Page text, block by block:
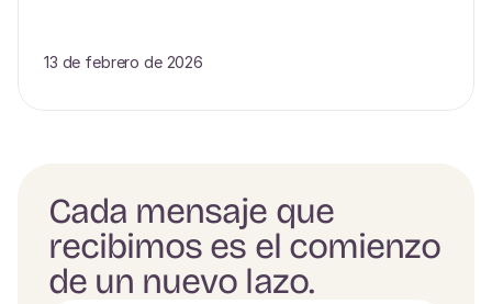
13 de febrero de 2026
Cada mensaje que
recibimos es el comienzo
de un nuevo lazo.